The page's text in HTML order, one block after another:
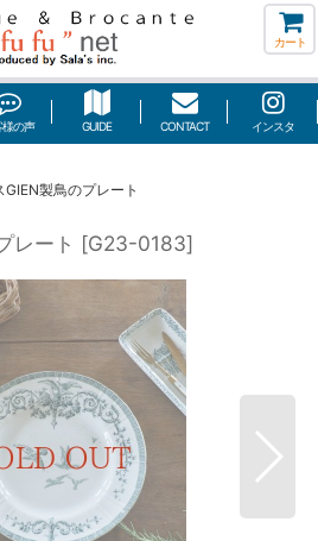
カート
様の声 GUIDE CONTACT インスタ
GIEN製鳥のプレート
レート [G23-0183]